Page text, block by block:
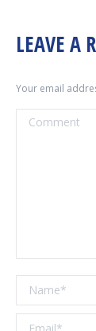
LEAVE A
Your email
Comment
Name *
Email *